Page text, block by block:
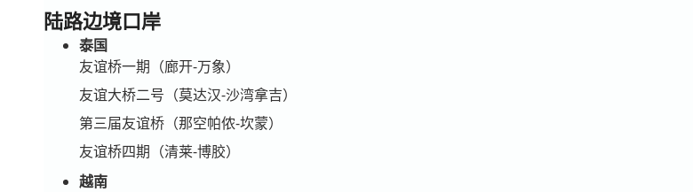
陆路边境口岸
泰国
友谊桥一期（廊开-万象）
友谊大桥二号（莫达汉-沙湾拿吉）
第三届友谊桥（那空帕侬-坎蒙）
友谊桥四期（清莱-博胶）
越南